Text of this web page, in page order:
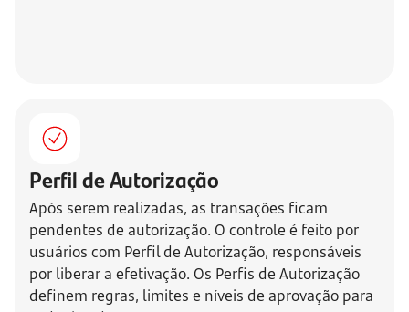
Perfil de Autorização
Após serem realizadas, as transações ficam
pendentes de autorização. O controle é feito por
usuários com Perfil de Autorização, responsáveis
por liberar a efetivação. Os Perfis de Autorização
definem regras, limites e níveis de aprovação para